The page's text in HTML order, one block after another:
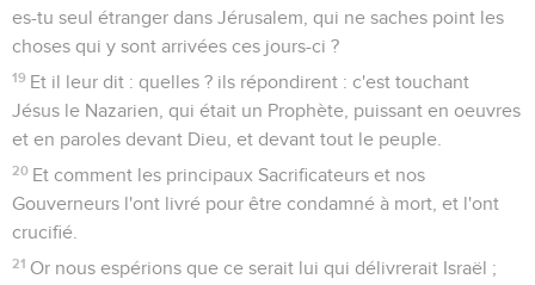
es-tu seul étranger dans Jérusalem, qui ne saches point les
choses qui y sont arrivées ces jours-ci ?
19 Et il leur dit : quelles ? ils répondirent : c'est touchant
Jésus le Nazarien, qui était un Prophète, puissant en oeuvres
et en paroles devant Dieu, et devant tout le peuple.
20 Et comment les principaux Sacrificateurs et nos
Gouverneurs l'ont livré pour être condamné à mort, et l'ont
crucifié.
21 Or nous espérions que ce serait lui qui délivrerait Israël ;